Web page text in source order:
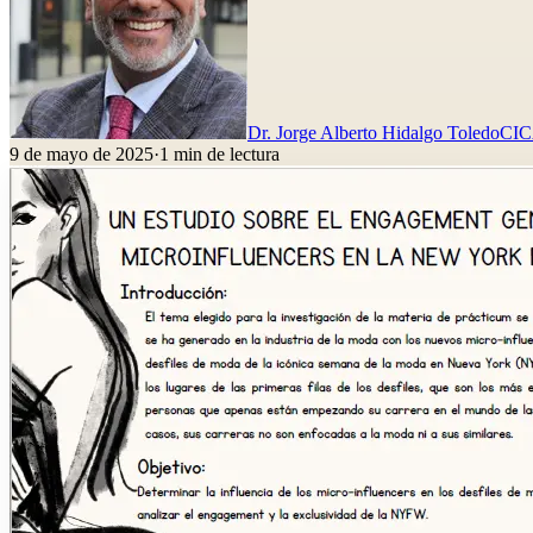
Dr. Jorge Alberto Hidalgo Toledo
9 de mayo de 2025·1 min de lectura